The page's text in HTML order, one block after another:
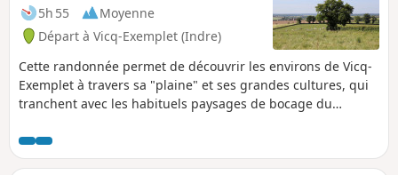
5h 55
Moyenne
Départ à Vicq-Exemplet (Indre)
Cette randonnée permet de découvrir les environs de Vicq-
Exemplet à travers sa "plaine" et ses grandes cultures, qui
tranchent avec les habituels paysages de bocage du
Martin (13e siècle) qui abrite une partie de l'œuvre de
l'Abbé Aymond, vous pourrez voir également les vestiges de